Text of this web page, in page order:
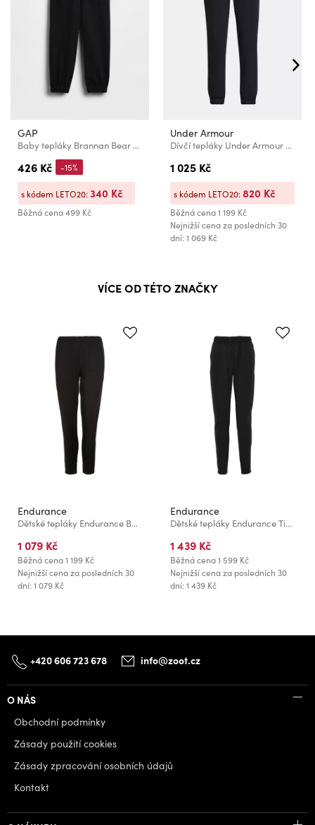
GAP
Baby tepláky Brannan Bear Mix & Match GAP
426 Kč
Běžná cena499 Kč
-15%
s kódem LETO20:340 Kč
Under Armour
Dívčí tepláky Under Armour G ArmourSport Woven Jogger
1 025 Kč
Běžná cena1 199 Kč
Nejnižší cena za posledních 30
dní: 1 069 Kč
s kódem LETO20:820 Kč
VÍCE OD TÉTO ZNAČKY
Endurance
Dětské tepláky Endurance Beno Jr.
1 079 Kč
Běžná cena1 199 Kč
Nejnižší cena za posledních 30
dní: 1 079 Kč
Endurance
Dětské tepláky Endurance Timmia Jr. Sweat Pants - velikost
1 439 Kč
Běžná cena1 599 Kč
Nejnižší cena za posledních 30
dní: 1 439 Kč
+420 606 723 678 info@zoot.cz
O NÁS
Obchodní podmínky
Zásady použití cookies
Zásady zpracování osobních údajů
Kontakt